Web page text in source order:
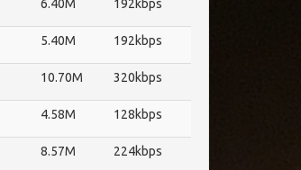
6.40M 192kbps
5.40M 192kbps
10.70M 320kbps
4.58M 128kbps
8.57M 224kbps